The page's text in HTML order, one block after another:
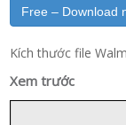
Free – Download
Kích thước file
Xem trước